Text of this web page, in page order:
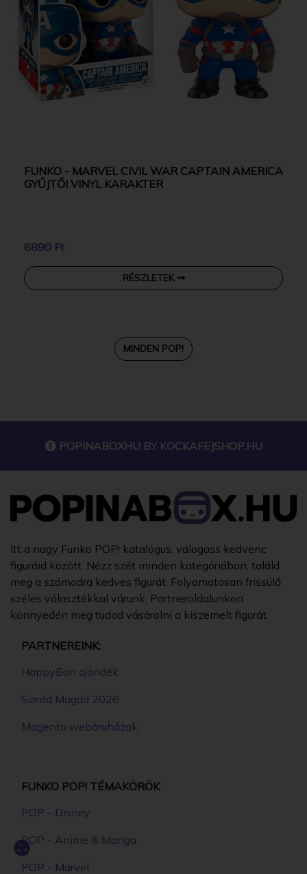
FUNKO - MARVEL CIVIL WAR CAPTAIN AMERICA
GYŰJTŐI VINYL KARAKTER
6890 Ft
RÉSZLETEK
MINDEN POP!
POPINABOXHU BY KOCKAFEJSHOP.HU
Itt a nagy Funko POP! katalógus, válogass kedvenc
figuráid között. Nézz szét minden kategóriában, találd
meg a számodra kedves figurát. Folyamatosan frissülő
széles választékkal várunk. Partneroldalunkon
könnyedén meg tudod vásárolni a kiszemelt figurát.
PARTNEREINK:
HappyBon ajándék
Szedd Magad 2026
Magento webáruházak
FUNKO POP! TÉMAKÖRÖK
POP - Disney
POP - Anime & Manga
POP - Marvel